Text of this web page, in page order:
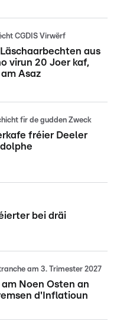
CGDIS Virwërf
aus
virun 20 Joer kaf,
Asaz
fir de gudden Zweck
fréier Deeler
bei dräi
am 3. Trimester 2027
am Noen Osten an
d'Inflatioun